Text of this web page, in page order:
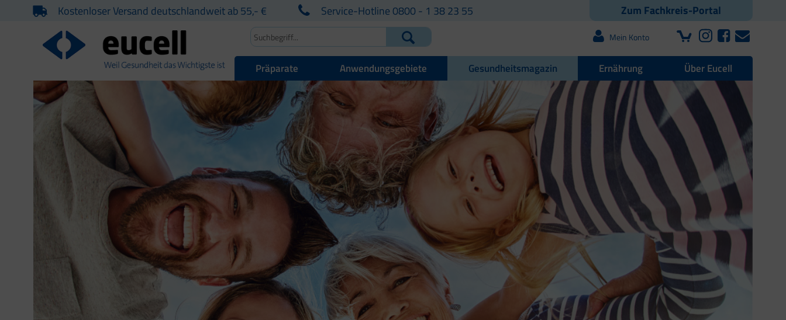
Zum Fachkreis-Portal
Kostenloser Versand deutschlandweit ab 55,- € Service-Hotline 0800 - 1 38 23 55
Mein Konto
Präparate Anwendungsgebiete Gesundheitsmagazin Ernährung Über Eucell